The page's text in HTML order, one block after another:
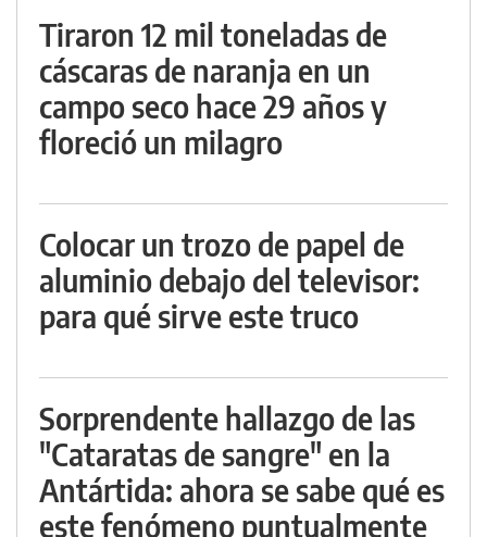
Tiraron 12 mil toneladas de
cáscaras de naranja en un
campo seco hace 29 años y
floreció un milagro
Colocar un trozo de papel de
aluminio debajo del televisor:
para qué sirve este truco
Sorprendente hallazgo de las
"Cataratas de sangre" en la
Antártida: ahora se sabe qué es
este fenómeno puntualmente